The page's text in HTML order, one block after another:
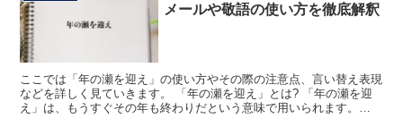
メールや敬語の使い方を徹底解釈
ここでは「年の瀬を迎え」の使い方やその際の注意点、言い替え表現
などを詳しく見ていきます。 「年の瀬を迎え」とは? 「年の瀬を迎
え」は、もうすぐその年も終わりだという意味で用いられます。